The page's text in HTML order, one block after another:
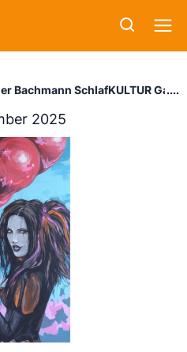
Bachmann SchlafKULTUR
2025